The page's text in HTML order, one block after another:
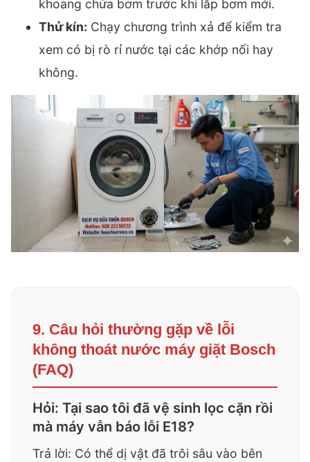
khoang chứa bơm trước khi lắp bơm mới.
Thử kín: Chạy chương trình xả để kiểm tra
xem có bị rò rỉ nước tại các khớp nối hay
không.
9. Câu hỏi thường gặp về lỗi
không thoát nước máy giặt Bosch
(FAQ)
Hỏi: Tại sao tôi đã vệ sinh lọc cặn rồi
mà máy vẫn báo lỗi E18?
Trả lời: Có thể dị vật đã trôi sâu vào bên